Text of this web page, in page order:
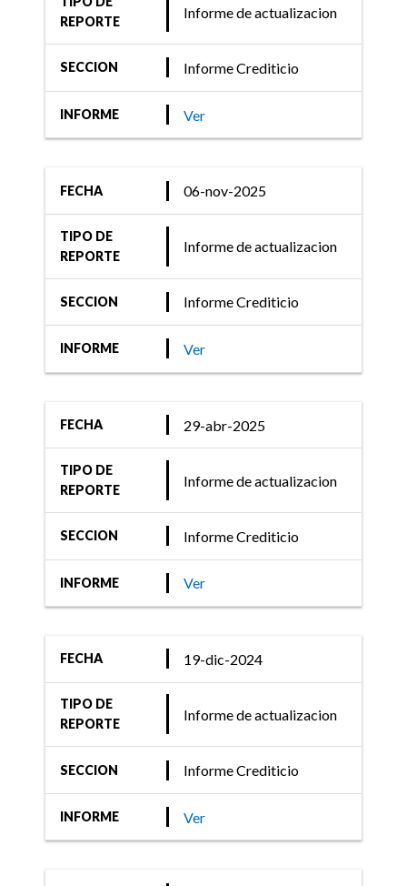
calificaciones de los
Fondos de Fondo de
Deuda para
Infraestructura en
Uruguay CAF-AM ...
REPORTE
Informe de actualizacion
SECCION Informe Crediticio
INFORME Ver
FECHA 06-nov-2025
TIPO DE
REPORTE
Informe de actualizacion
SECCION Informe Crediticio
INFORME Ver
FECHA 29-abr-2025
TIPO DE
REPORTE
Informe de actualizacion
SECCION Informe Crediticio
INFORME Ver
FECHA 19-dic-2024
TIPO DE
REPORTE
Informe de actualizacion
SECCION Informe Crediticio
INFORME Ver